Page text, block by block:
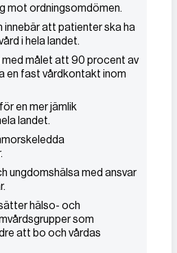
mot ordningsomdömen.
innebär att patienter ska ha
i hela landet.
målet att 90 procent av
en fast vårdkontakt inom
en mer jämlik
landet.
ungdomshälsa med ansvar
hälso- och
som
att bo och vårdas